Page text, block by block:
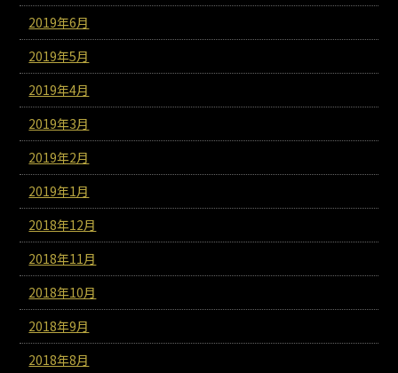
2019年6月
2019年5月
2019年4月
2019年3月
2019年2月
2019年1月
2018年12月
2018年11月
2018年10月
2018年9月
2018年8月